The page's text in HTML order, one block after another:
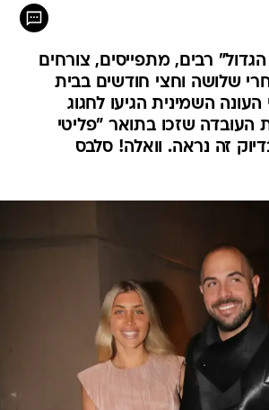
רבים, מתפייסים, צורחים
שלושה וחצי חודשים בבית
השמינית הגיעו לחגוג
העובדה שזכו בתואר "פליטי
זה נראה. וואלה! סלבס